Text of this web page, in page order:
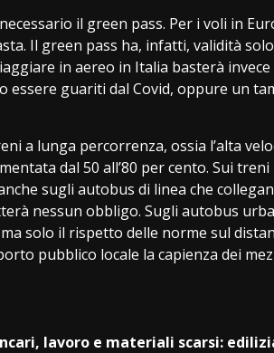
il green pass. Per i voli in
Il green pass ha, infatti, validità
in aereo in Italia basterà
essere guariti dal Covid, oppure un
a lunga percorrenza, ossia l’alta
dal 50 all’80 per cento. Sui
sugli autobus di linea che
nessun obbligo. Sugli autobus
solo il rispetto delle norme sul
pubblico locale la capienza dei
lavoro e materiali scarsi: